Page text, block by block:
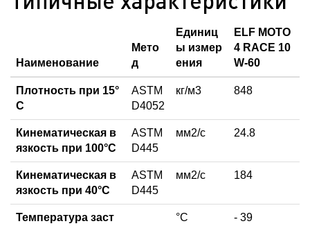
Наименование
Мето
д
Единиц
ы измер
ения
ELF MOTO
4 RACE 10
W-60
Плотность при 15°
С
ASTM
D4052
кг/м3 848
Кинематическая в
язкость при 100°С
ASTM
D445
мм2/с 24.8
Кинематическая в
язкость при 40°С
ASTM
D445
мм2/с 184
Температура заст
°C - 39